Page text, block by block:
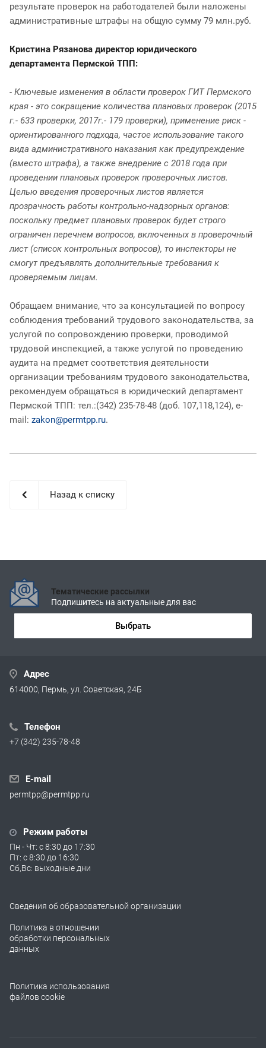
результате проверок на работодателей были наложены
административные штрафы на общую сумму 79 млн.руб.
Кристина Рязанова директор юридического
департамента Пермской ТПП:
- Ключевые изменения в области проверок ГИТ Пермского
края - это сокращение количества плановых проверок (2015
г.- 633 проверки, 2017г.- 179 проверки), применение риск -
ориентированного подхода, частое использование такого
вида административного наказания как предупреждение
(вместо штрафа), а также внедрение с 2018 года при
проведении плановых проверок проверочных листов.
Целью введения проверочных листов является
прозрачность работы контрольно-надзорных органов:
поскольку предмет плановых проверок будет строго
ограничен перечнем вопросов, включенных в проверочный
лист (список контрольных вопросов), то инспекторы не
смогут предъявлять дополнительные требования к
проверяемым лицам.
Обращаем внимание, что за консультацией по вопросу
соблюдения требований трудового законодательства, за
услугой по сопровождению проверки, проводимой
трудовой инспекцией, а также услугой по проведению
аудита на предмет соответствия деятельности
организации требованиям трудового законодательства,
рекомендуем обращаться в юридический департамент
Пермской ТПП: тел.:(342) 235-78-48 (доб. 107,118,124), e-
mail: zakon@permtpp.ru.
Назад к списку
Тематические рассылки
Подпишитесь на актуальные для вас
Выбрать
Адрес
614000, Пермь, ул. Советская, 24Б
Телефон
+7 (342) 235-78-48
E-mail
permtpp@permtpp.ru
Режим работы
Пн - Чт: с 8:30 до 17:30
Пт: с 8:30 до 16:30
Сб,Вс: выходные дни
Сведения об образовательной организации
Политика в отношении
обработки персональных
данных
Политика использования
файлов cookie